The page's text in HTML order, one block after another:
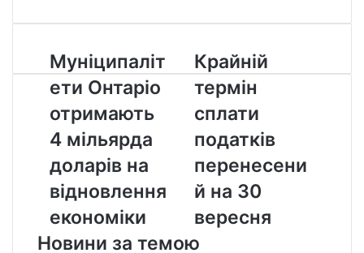
Муніципалітети
Онтаріо
отримають
4
мільярда
доларів
на
відновлення
економіки
Муніципаліт
ети Онтаріо
отримають
4 мільярда
доларів на
відновлення
економіки
Крайній
термін
сплати
податків
перенесений
на
30
вересня
Крайній
термін
сплати
податків
перенесени
й на 30
вересня
Новини за темою